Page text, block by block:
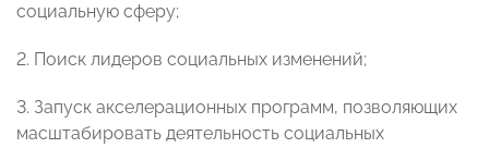
социальную сферу;
2. Поиск лидеров социальных изменений;
3. Запуск акселерационных программ, позволяющих
масштабировать деятельность социальных